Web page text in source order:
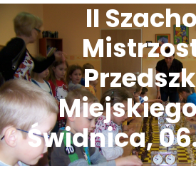
II
Świdnica,